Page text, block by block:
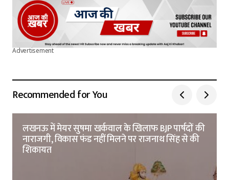
Advertisement
Recommended for You
लखनऊ में मेयर सुषमा खर्कवाल के खिलाफ BJP पार्षदों की
नाराजगी, विकास फंड नहीं मिलने पर राजनाथ सिंह से की
शिकायत